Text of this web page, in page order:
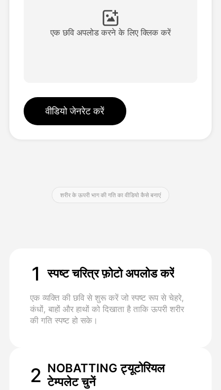
एक छवि अपलोड करने के लिए क्लिक करें
वीडियो जेनरेट करें
शरीर के ऊपरी भाग की गति का वीडियो कैसे बनाएं
1 स्पष्ट चरित्र फ़ोटो अपलोड करें
एक व्यक्ति की छवि से शुरू करें जो स्पष्ट रूप से चेहरे,
कंधों, बाहों और हाथों को दिखाता है ताकि ऊपरी शरीर
की गति स्पष्ट हो सके।
2 NOBATTING ट्यूटोरियल
टेम्पलेट चुनें